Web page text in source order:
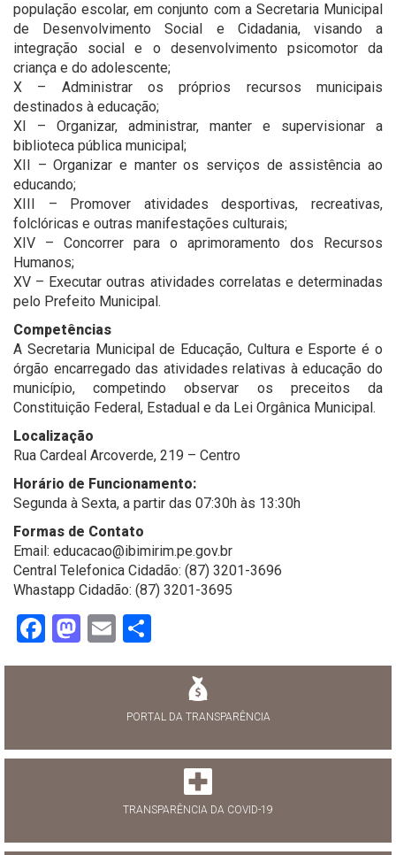
população escolar, em conjunto com a Secretaria Municipal
de Desenvolvimento Social e Cidadania, visando a
integração social e o desenvolvimento psicomotor da
criança e do adolescente;
X – Administrar os próprios recursos municipais
destinados à educação;
XI – Organizar, administrar, manter e supervisionar a
biblioteca pública municipal;
XII – Organizar e manter os serviços de assistência ao
educando;
XIII – Promover atividades desportivas, recreativas,
folclóricas e outras manifestações culturais;
XIV – Concorrer para o aprimoramento dos Recursos
Humanos;
XV – Executar outras atividades correlatas e determinadas
pelo Prefeito Municipal.
Competências
A Secretaria Municipal de Educação, Cultura e Esporte é o
órgão encarregado das atividades relativas à educação do
município, competindo observar os preceitos da
Constituição Federal, Estadual e da Lei Orgânica Municipal.
Localização
Rua Cardeal Arcoverde, 219 – Centro
Horário de Funcionamento:
Segunda à Sexta, a partir das 07:30h às 13:30h
Formas de Contato
Email: educacao@ibimirim.pe.gov.br
Central Telefonica Cidadão: (87) 3201-3696
Whastapp Cidadão: (87) 3201-3695
Facebook
Mastodon
Email
PORTAL DA TRANSPARÊNCIA
TRANSPARÊNCIA DA COVID-19